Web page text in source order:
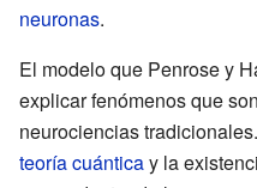
neuronas.
El modelo que Penrose y
explicar fenómenos que
neurociencias
teoría cuánticay la